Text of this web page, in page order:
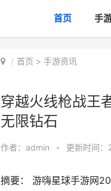
首页 手
首页 > 手游资讯
穿越火线枪战王
无限钻石
作者： admin • 更新时间
摘要： 游嗨星球手游网